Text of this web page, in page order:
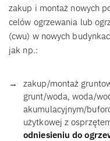
zakup i montaż nowych
celów ogrzewania lub
(cwu) w nowych
jak np.:
zakup/montaż
grunt/woda, woda/
akumulacyjnym/
użytkowej z
odniesieniu do